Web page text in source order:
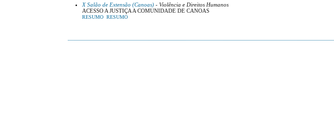
X Salão de Extensão (Canoas) - Violência e Direitos Humanos
ACESSO A JUSTIÇA A COMUNIDADE DE CANOAS
RESUMO RESUMO